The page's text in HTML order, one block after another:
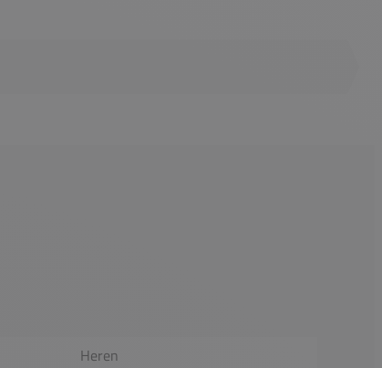
Heren